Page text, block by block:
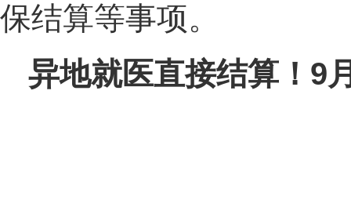
保结算等事项。
异地就医直接结算！9